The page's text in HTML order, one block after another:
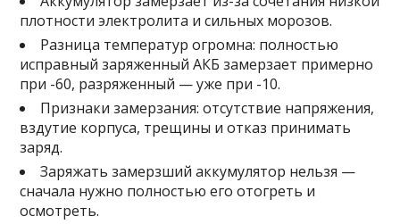
плотности электролита и сильных морозов.
Разница температур огромна: полностью
исправный заряженный АКБ замерзает примерно
при -60, разряженный — уже при -10.
Признаки замерзания: отсутствие напряжения,
вздутие корпуса, трещины и отказ принимать
заряд.
Заряжать замерзший аккумулятор нельзя —
сначала нужно полностью его отогреть и
осмотреть.